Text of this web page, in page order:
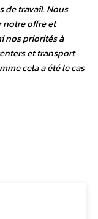
de travail. Nous
notre offre et
nos priorités à
et transport
cela a été le cas